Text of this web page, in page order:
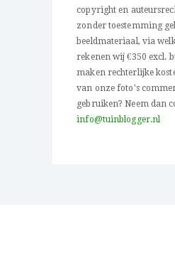
copyright en
zonder toestemming
beeldmateriaal, via
rekenen wij €350 excl.
maken rechterlijke
van onze foto's
gebruiken? Neem dan
info@tuinblogger.nl